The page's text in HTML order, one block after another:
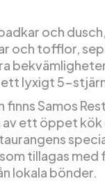
och dusch,
och tofflor,
ett lyxigt 5-
finns Samos
av ett öppet
tillagas med
lokala bönder.